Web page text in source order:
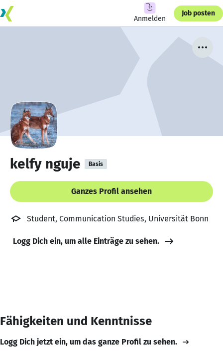
Anmelden
Job posten
kelfy nguje Basis
Ganzes Profil ansehen
Student, Communication Studies, Universität Bonn
Logg Dich ein, um alle Einträge zu sehen.
Fähigkeiten und Kenntnisse
Logg Dich jetzt ein, um das ganze Profil zu sehen.